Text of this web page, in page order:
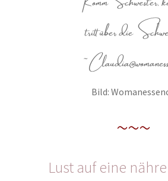
tritt über die
~
Bild:
~~~
Lust auf eine